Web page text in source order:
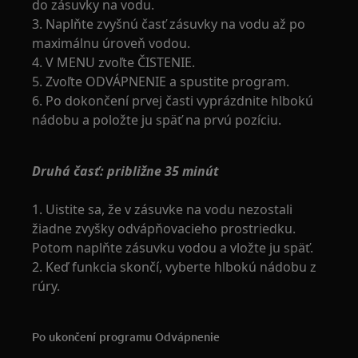
do zásuvky na vodu.
3. Naplňte zvyšnú časť zásuvky na vodu až po
maximálnu úroveň vodou.
4. V MENU zvoľte ČISTENIE.
5. Zvoľte ODVÁPNENIE a spustite program.
6. Po dokončení prvej časti vyprázdnite hlbokú
nádobu a položte ju späť na prvú pozíciu.
Druhá časť: približne 35 minút
1. Uistite sa, že v zásuvke na vodu nezostali
žiadne zvyšky odvápňovacieho prostriedku.
Potom naplňte zásuvku vodou a vložte ju späť.
2. Keď funkcia skončí, vyberte hlbokú nádobu z
rúry.
Po ukončení programu Odvápnenie